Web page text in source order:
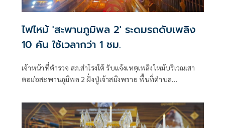
ไฟไหม้ 'สะพานภูมิพล 2' ระดมรถดับเพลิง
10 คัน ใช้เวลากว่า 1 ชม.
เจ้าหน้าที่ตำรวจ สภ.สำโรงใต้ รับแจ้งเหตุเพลิงไหม้บริเวณเสา
ตอม่อสะพานภูมิพล 2 ฝั่งปู่เจ้าสมิงพราย พื้นที่ตำบล